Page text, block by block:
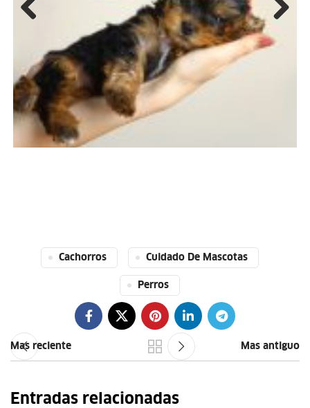
Next
Cachorros Cuidado De Mascotas
Perros
Mas reciente Mas antiguo
Entradas relacionadas